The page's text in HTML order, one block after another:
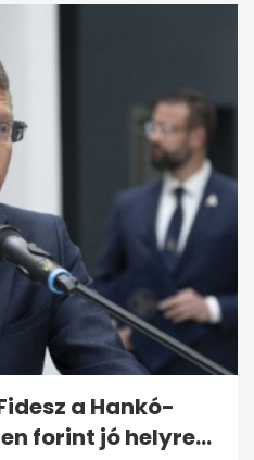
a Hankó-
forint jó helyre...